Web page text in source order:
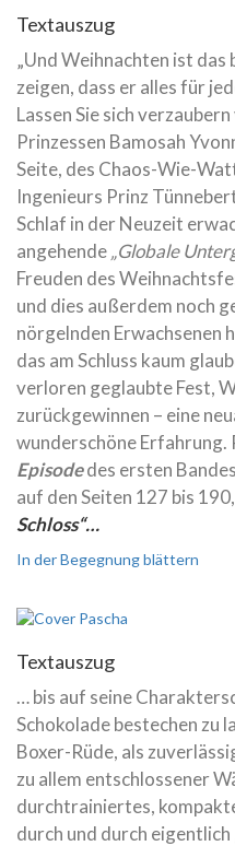
Textauszug
„Und Weihnachten ist das
zeigen, dass er alles für
Lassen Sie sich
Prinzessen Bamosah
Seite, des Chaos-Wie-
Ingenieurs Prinz
Schlaf in der Neuzeit
angehende„Globale
Freuden des
und dies außerdem noch
nörgelnden Erwachsenen
das am Schluss kaum
verloren geglaubte Fest,
zurückgewinnen – eine
wunderschöne Erfahrung.
Episodedes ersten
auf den Seiten 127 bis 190,
Schloss“…
In der Begegnung blättern
Textauszug
… bis auf seine
Schokolade bestechen zu
Boxer-Rüde, als
zu allem entschlossener
durchtrainiertes,
durch und durch eigentlich